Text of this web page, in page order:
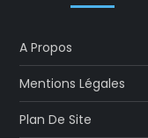
A Propos
Mentions Légales
Plan De Site